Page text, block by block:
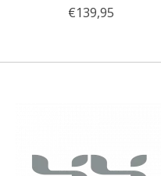
€139,95